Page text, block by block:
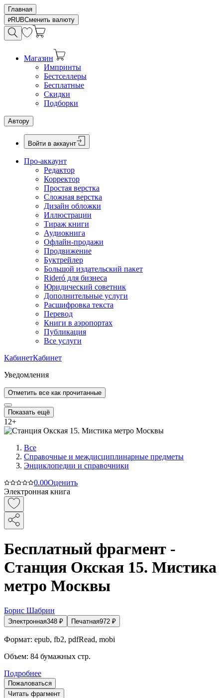
Главная
RUBСменить валюту
Магазин
Импринты
Бестселлеры
Бесплатные
Скидки
Подборки
Автору
Войти в аккаунт
Про-аккаунт
Редактор
Корректор
Простая верстка
Сложная верстка
Дизайн обложки
Иллюстрации
Тираж книги
Аудиокнига
Офлайн-продажи
Продвижение
Буктрейлер
Большой издательский пакет
Rideró для бизнеса
Юридический советник
Дополнительные услуги
Расшифровка текста
Перевод
Книги в аэропортах
Публикация
Все услуги
КабинетКабинет
Уведомления
Отметить все как прочитанные
Показать ещё
12+
Все
Справочные и междисциплинарные предметы
Энциклопедии и справочники
0.00Оценить
Электронная книга
Бесплатный фрагмент -
Станция Окская 15. Мистика
метро Москвы
Борис Шабрин
Электронная348 ₽ Печатная972 ₽
Формат: epub, fb2, pdfRead, mobi
Объем: 84 бумажных стр.
Подробнее
Пожаловаться
Читать фрагмент